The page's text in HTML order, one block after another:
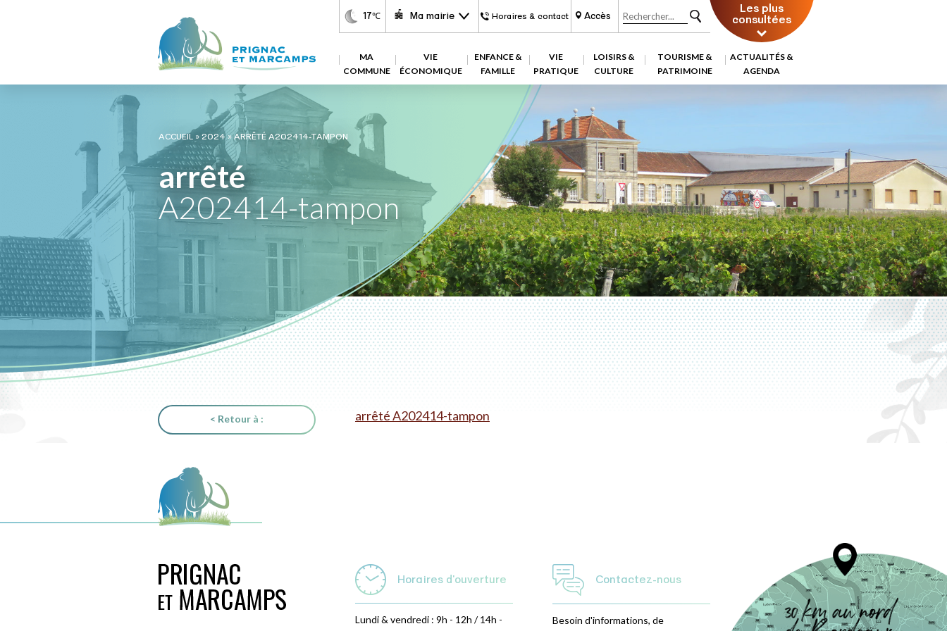
17℃ Ma mairie Horaires & contact Accès Les plus
consultées
MA
COMMUNE
VIE
ÉCONOMIQUE
ENFANCE &
FAMILLE
VIE
PRATIQUE
LOISIRS &
CULTURE
TOURISME &
PATRIMOINE
ACTUALITÉS &
AGENDA
ACCUEIL»2024»ARRÊTÉ A202414-TAMPON
arrêté
A202414-tampon
< Retour à : arrêté A202414-tampon
Horaires d'ouverture
Lundi & vendredi : 9h - 12h / 14h -
Contactez-nous
Besoin d'informations, de